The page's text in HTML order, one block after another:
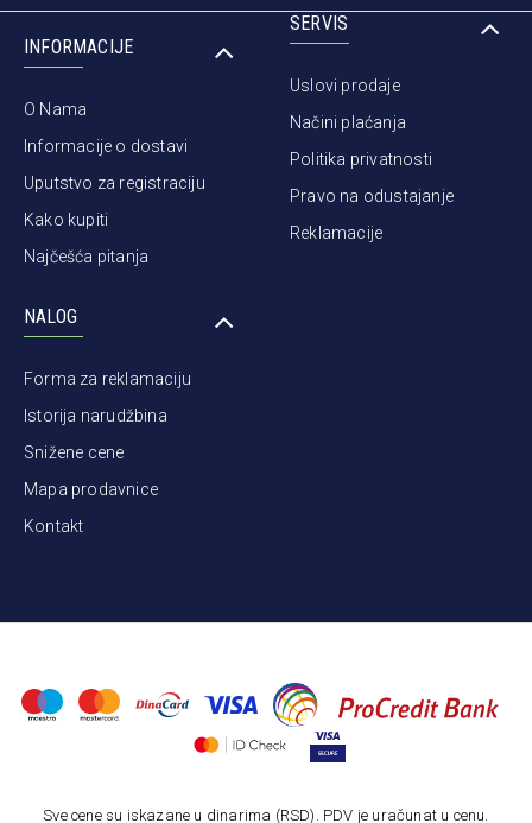
INFORMACIJE
O Nama
Informacije o dostavi
Uputstvo za registraciju
Kako kupiti
Najčešća pitanja
SERVIS
Uslovi prodaje
Načini plaćanja
Politika privatnosti
Pravo na odustajanje
Reklamacije
NALOG
Forma za reklamaciju
Istorija narudžbina
Snižene cene
Mapa prodavnice
Kontakt
Sve cene su iskazane u dinarima (RSD). PDV je uračunat u cenu.